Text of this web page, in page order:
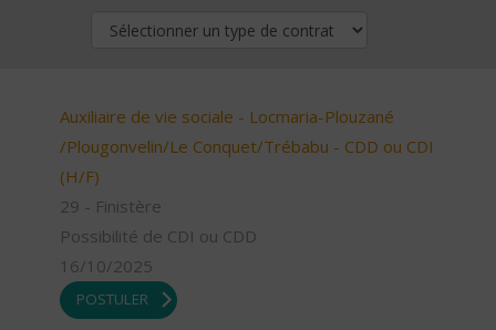
Auxiliaire de vie sociale - Locmaria-Plouzané
/Plougonvelin/Le Conquet/Trébabu - CDD ou CDI
(H/F)
29 - Finistère
Possibilité de CDI ou CDD
16/10/2025
POSTULER